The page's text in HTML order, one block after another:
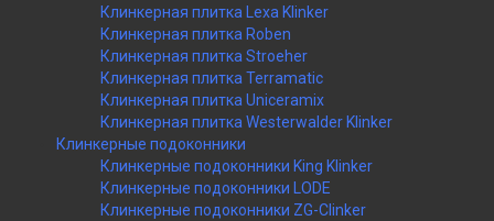
Клинкерная плитка Lexa Klinker
Клинкерная плитка Roben
Клинкерная плитка Stroeher
Клинкерная плитка Terramatic
Клинкерная плитка Uniceramix
Клинкерная плитка Westerwalder Klinker
Клинкерные подоконники
Клинкерные подоконники King Klinker
Клинкерные подоконники LODE
Клинкерные подоконники ZG-Clinker